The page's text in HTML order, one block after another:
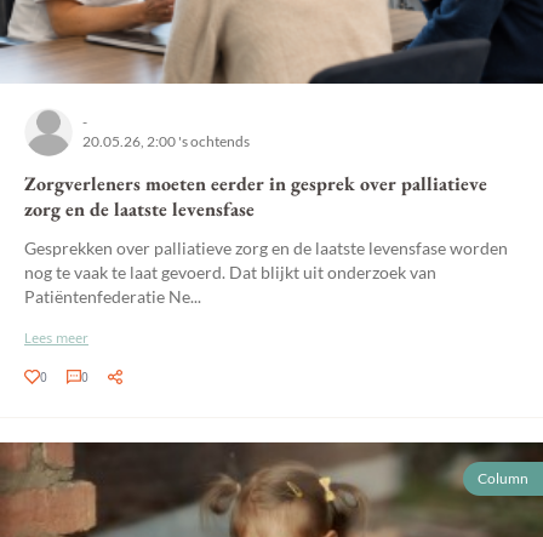
-
20.05.26, 2:00 's ochtends
Zorgverleners moeten eerder in gesprek over palliatieve
zorg en de laatste levensfase
Gesprekken over palliatieve zorg en de laatste levensfase worden
nog te vaak te laat gevoerd. Dat blijkt uit onderzoek van
Patiëntenfederatie Ne...
Lees meer
0 0
Column